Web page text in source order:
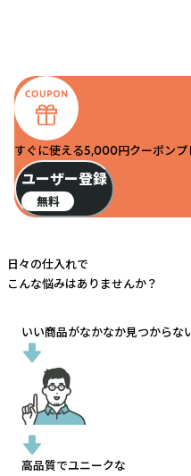
すぐに使える5,000円クーポンプ
ユーザー登録
無料
日々の仕入れで
こんな悩みはありませんか？
いい商品がなかなか見つからな
高品質でユニークな